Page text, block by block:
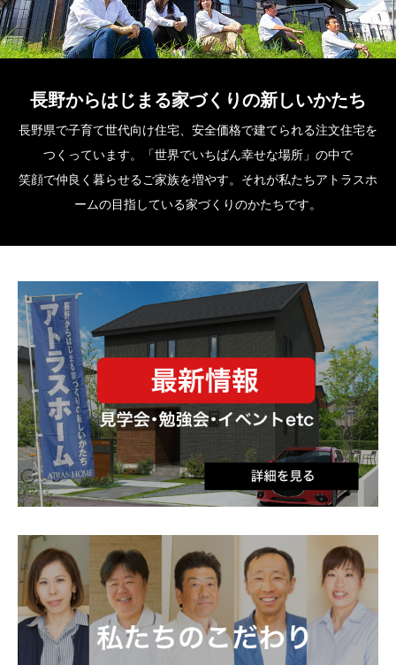
長野からはじまる家づくりの新しいかたち
長野県で子育て世代向け住宅、安全価格で建てられる注文住宅を
つくっています。「世界でいちばん幸せな場所」の中で
笑顔で仲良く暮らせるご家族を増やす。それが私たちアトラスホ
ームの目指している家づくりのかたちです。